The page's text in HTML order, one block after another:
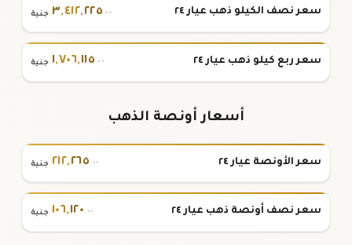
سعر نصف الكيلو ذهب عيار ٢٤ ٣,٤١٢,٢٢٥.٠٠ جنية
سعر ربع كيلو ذهب عيار ٢٤ ١,٧٠٦,١١٥.٠٠ جنية
أسعار أونصة الذهب
سعر الأونصة عيار ٢٤ ٢١٢,٢٦٥.٠٠ جنية
سعر نصف أونصة ذهب عيار ٢٤ ١٠٦,١٢٠.٠٠ جنية